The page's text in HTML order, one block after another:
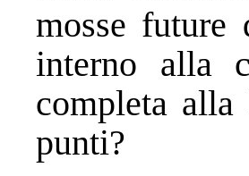
mosse future
interno alla
completa
punti?